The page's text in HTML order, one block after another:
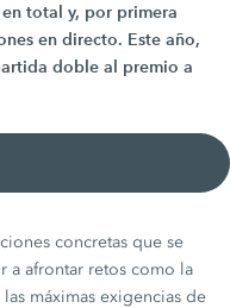
total y, por primera
en directo. Este año,
doble al premio a
concretas que se
a afrontar retos como la
máximas exigencias de